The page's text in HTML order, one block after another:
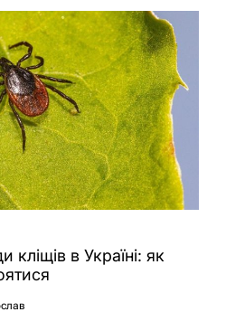
в Україні: як